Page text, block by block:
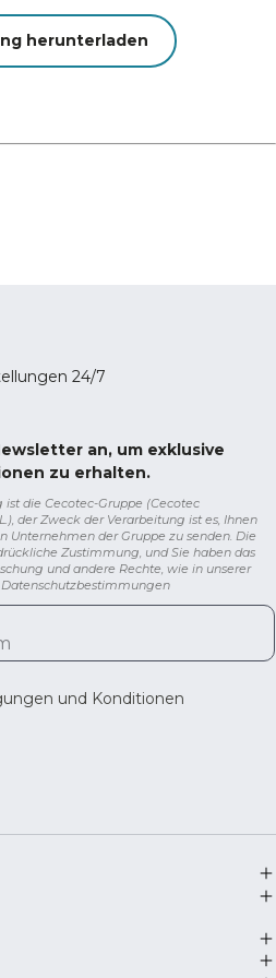
herunterladen
24/7
an, um exklusive
zu erhalten.
die Cecotec-Gruppe (Cecotec
der Zweck der Verarbeitung ist es, Ihnen
der Gruppe zu senden. Die
Zustimmung, und Sie haben das
und andere Rechte, wie in unserer
Datenschutzbestimmungen
und Konditionen